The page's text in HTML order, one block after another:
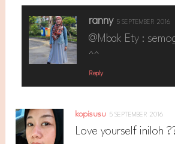
ranny 5 SEPTEMBER 2016
@Mbak Ety :
^^
Reply
kopisusu 5 SEPTEMBER 2016
Love yourself iniloh